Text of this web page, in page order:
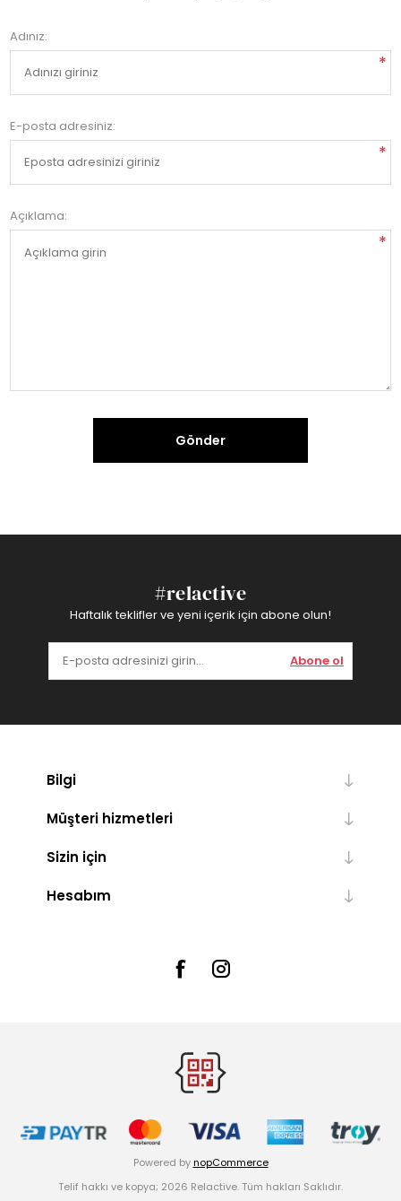
Adınız:
*
E-posta adresiniz:
*
Açıklama:
*
Gönder
#relactive
Haftalık teklifler ve yeni içerik için abone olun!
Abone ol
Bilgi
Müşteri hizmetleri
Sizin için
Hesabım
Powered by nopCommerce
Telif hakkı ve kopya; 2026 Relactive. Tüm hakları Saklıdır.